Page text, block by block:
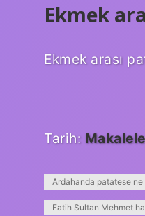
Ekmek
Ekmek arası
Tarih:
Ardahanda patatese ne
Fatih Sultan Mehmet